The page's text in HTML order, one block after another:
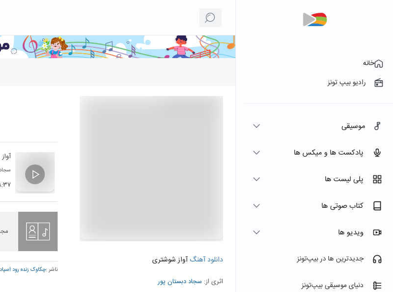
خانه
رادیو بیپ تونز
موسیقی
پادکست ها و میکس ها
پلی لیست ها
کتاب صوتی ها
ویدیو ها
جدیدترین ها در بیپ‌تونز
دنیای موسیقی بیپ‌تونز
دانلود آهنگآواز شوشتری
اثری از: سجاد دبستان پور
ناشر :چکاوک زنده رود